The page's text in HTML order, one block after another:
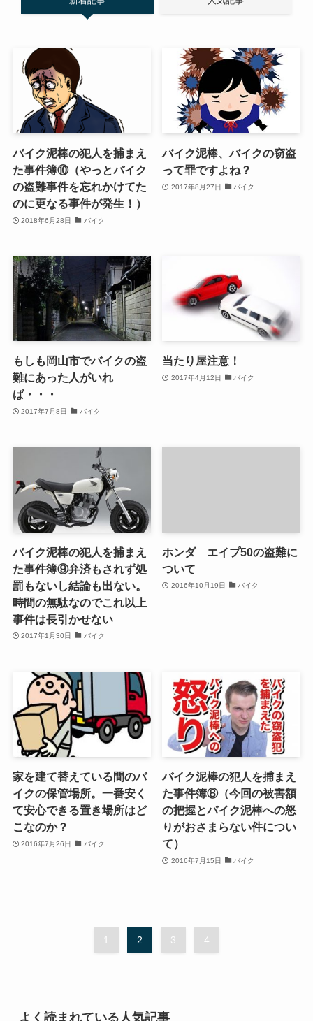
バイク泥棒の犯人を捕まえ
た事件簿⑩（やっとバイク
の盗難事件を忘れかけてた
のに更なる事件が発生！）
2018年6月28日 バイク
バイク泥棒、バイクの窃盗
って罪ですよね？
2017年8月27日 バイク
もしも岡山市でバイクの盗
難にあった人がいれ
ば・・・
2017年7月8日 バイク
当たり屋注意！
2017年4月12日 バイク
バイク泥棒の犯人を捕まえ
た事件簿⑨弁済もされず処
罰もないし結論も出ない。
時間の無駄なのでこれ以上
事件は長引かせない
2017年1月30日 バイク
ホンダ エイプ50の盗難に
ついて
2016年10月19日 バイク
家を建て替えている間のバ
イクの保管場所。一番安く
て安心できる置き場所はど
こなのか？
2016年7月26日 バイク
バイク泥棒の犯人を捕まえ
た事件簿⑧（今回の被害額
の把握とバイク泥棒への怒
りがおさまらない件につい
て）
2016年7月15日 バイク
1 2 3 4
よく読まれている人気記事